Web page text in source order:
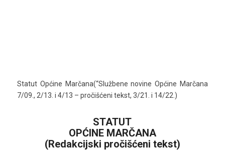
Statut Općine Marčana(“Službene novine Općine Marčana
7/09., 2/13. i 4/13 – pročišćeni tekst, 3/21. i 14/22.)
STATUT
OPĆINE MARČANA
(Redakcijski pročišćeni tekst)